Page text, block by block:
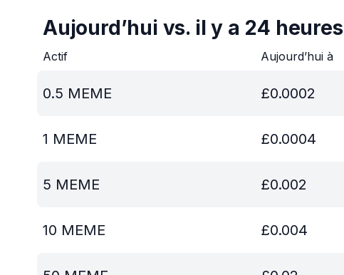
Aujourd’hui vs. il y a 24 heures
Actif Aujourd’hui à
0.5 MEME £0.0002
1 MEME £0.0004
5 MEME £0.002
10 MEME £0.004